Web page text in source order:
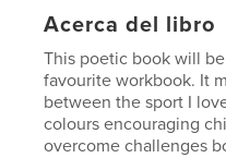
Acerca del libro
This poetic book will
favourite workbook. It
between the sport I
colours encouraging
overcome challenges